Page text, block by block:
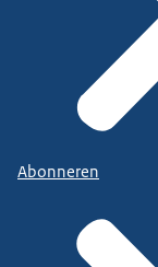
Abonneren